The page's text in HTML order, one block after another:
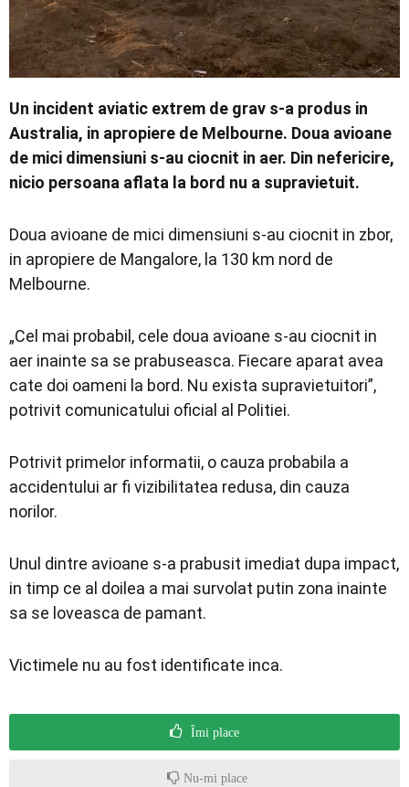
Un incident aviatic extrem de grav s-a produs in
Australia, in apropiere de Melbourne. Doua avioane
de mici dimensiuni s-au ciocnit in aer. Din nefericire,
nicio persoana aflata la bord nu a supravietuit.
Doua avioane de mici dimensiuni s-au ciocnit in zbor,
in apropiere de Mangalore, la 130 km nord de
Melbourne.
„Cel mai probabil, cele doua avioane s-au ciocnit in
aer inainte sa se prabuseasca. Fiecare aparat avea
cate doi oameni la bord. Nu exista supravietuitori”,
potrivit comunicatului oficial al Politiei.
Potrivit primelor informatii, o cauza probabila a
accidentului ar fi vizibilitatea redusa, din cauza
norilor.
Unul dintre avioane s-a prabusit imediat dupa impact,
in timp ce al doilea a mai survolat putin zona inainte
sa se loveasca de pamant.
Victimele nu au fost identificate inca.
Îmi place
Nu-mi place